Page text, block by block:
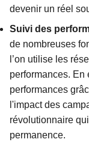
devenir un réel
Suivi des
de nombreuses
l’on utilise les
performances. En
performances
l'impact des
révolutionnaire
permanence.